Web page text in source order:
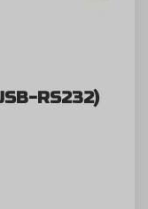
RS232)